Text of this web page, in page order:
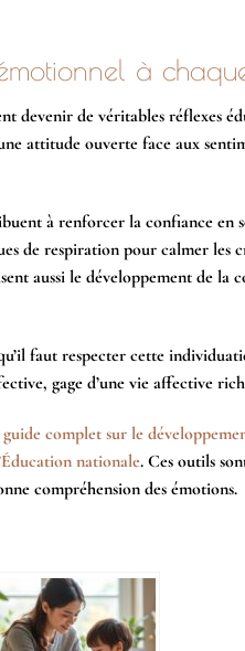
à
devenir de véritables réflexes
attitude ouverte face aux
à renforcer la confiance en
de respiration pour calmer les
aussi le développement de la
faut respecter cette
gage d’une vie affective
guide complet sur le
nationale. Ces outils
compréhension des émotions.